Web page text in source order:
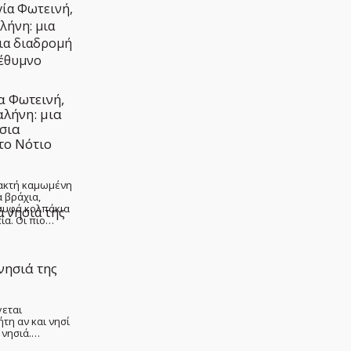
Φωτεινή,
μια
Νότιο
καμωμένη
κολπάκια
Οι πιο…
της
αν και νησί
νησιά.…